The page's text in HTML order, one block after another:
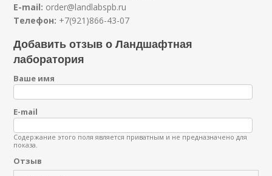
E-mail: order@landlabspb.ru
Телефон: +7(921)866-43-07
Добавить отзыв о Ландшафтная
лаборатория
Ваше имя
E-mail
Содержание этого поля является приватным и не предназначено для
показа.
Отзыв